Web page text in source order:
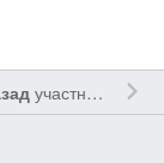
участником